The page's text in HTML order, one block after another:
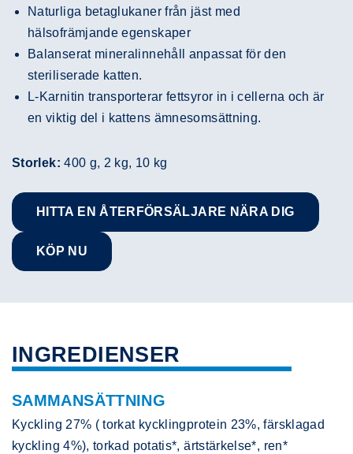
Naturliga betaglukaner från jäst med
hälsofrämjande egenskaper
Balanserat mineralinnehåll anpassat för den
steriliserade katten.
L-Karnitin transporterar fettsyror in i cellerna och är
en viktig del i kattens ämnesomsättning.
Storlek: 400 g, 2 kg, 10 kg
HITTA EN ÅTERFÖRSÄLJARE NÄRA DIG
KÖP NU
INGREDIENSER
SAMMANSÄTTNING
Kyckling 27% ( torkat kycklingprotein 23%, färsklagad
kyckling 4%), torkad potatis*, ärtstärkelse*, ren*